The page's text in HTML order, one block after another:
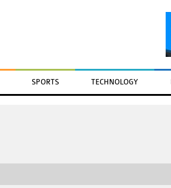
SPORTS TECHNOLOGY